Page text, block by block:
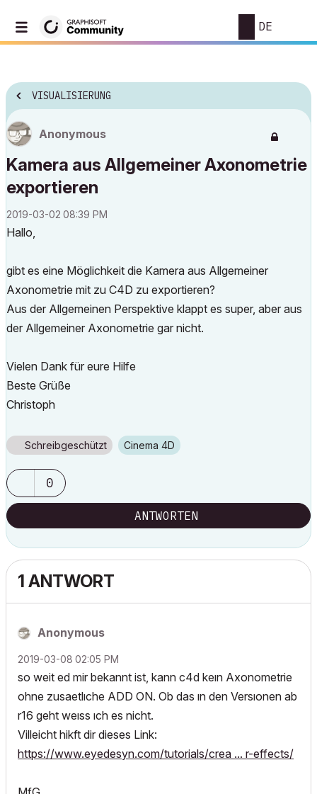
DE
VISUALISIERUNG
Anonymous
Kamera aus Allgemeiner Axonometrie
exportieren
‎2019-03-02 08:39 PM
Hallo,
gibt es eine Möglichkeit die Kamera aus Allgemeiner
Axonometrie mit zu C4D zu exportieren?
Aus der Allgemeinen Perspektive klappt es super, aber aus
der Allgemeiner Axonometrie gar nicht.
Vielen Dank für eure Hilfe
Beste Grüße
Christoph
Schreibgeschützt Cinema 4D
0
ANTWORTEN
1 ANTWORT
Anonymous
‎2019-03-08 02:05 PM
so weit ed mir bekannt ist, kann c4d keın Axonometrie
ohne zusaetlıche ADD ON. Ob das ın den Versıonen ab
r16 geht weıss ıch es nicht.
Villeicht hikft dir dieses Link:
https://www.eyedesyn.com/tutorials/crea ... r-effects/